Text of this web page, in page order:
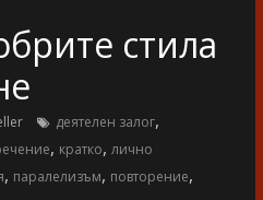
стила
деятелен залог,
, кратко, лично
, паралелизъм, повторение,